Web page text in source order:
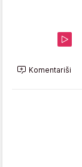
Komentariši